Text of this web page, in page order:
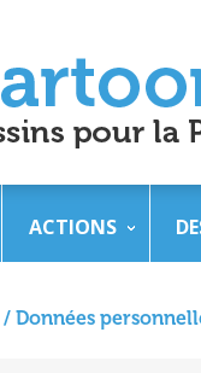
ACTIONS
/ Données